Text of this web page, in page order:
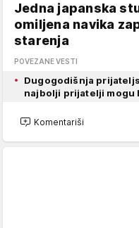
Jedna japanska
omiljena navika
starenja
POVEZANE VESTI
Dugogodišnja
najbolji prijatelji mogu
Komentariši